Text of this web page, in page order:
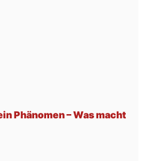
Phänomen – Was macht